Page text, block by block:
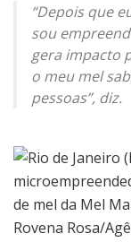
“Depois que
sou
gera impacto
o meu mel
pessoas”, diz.